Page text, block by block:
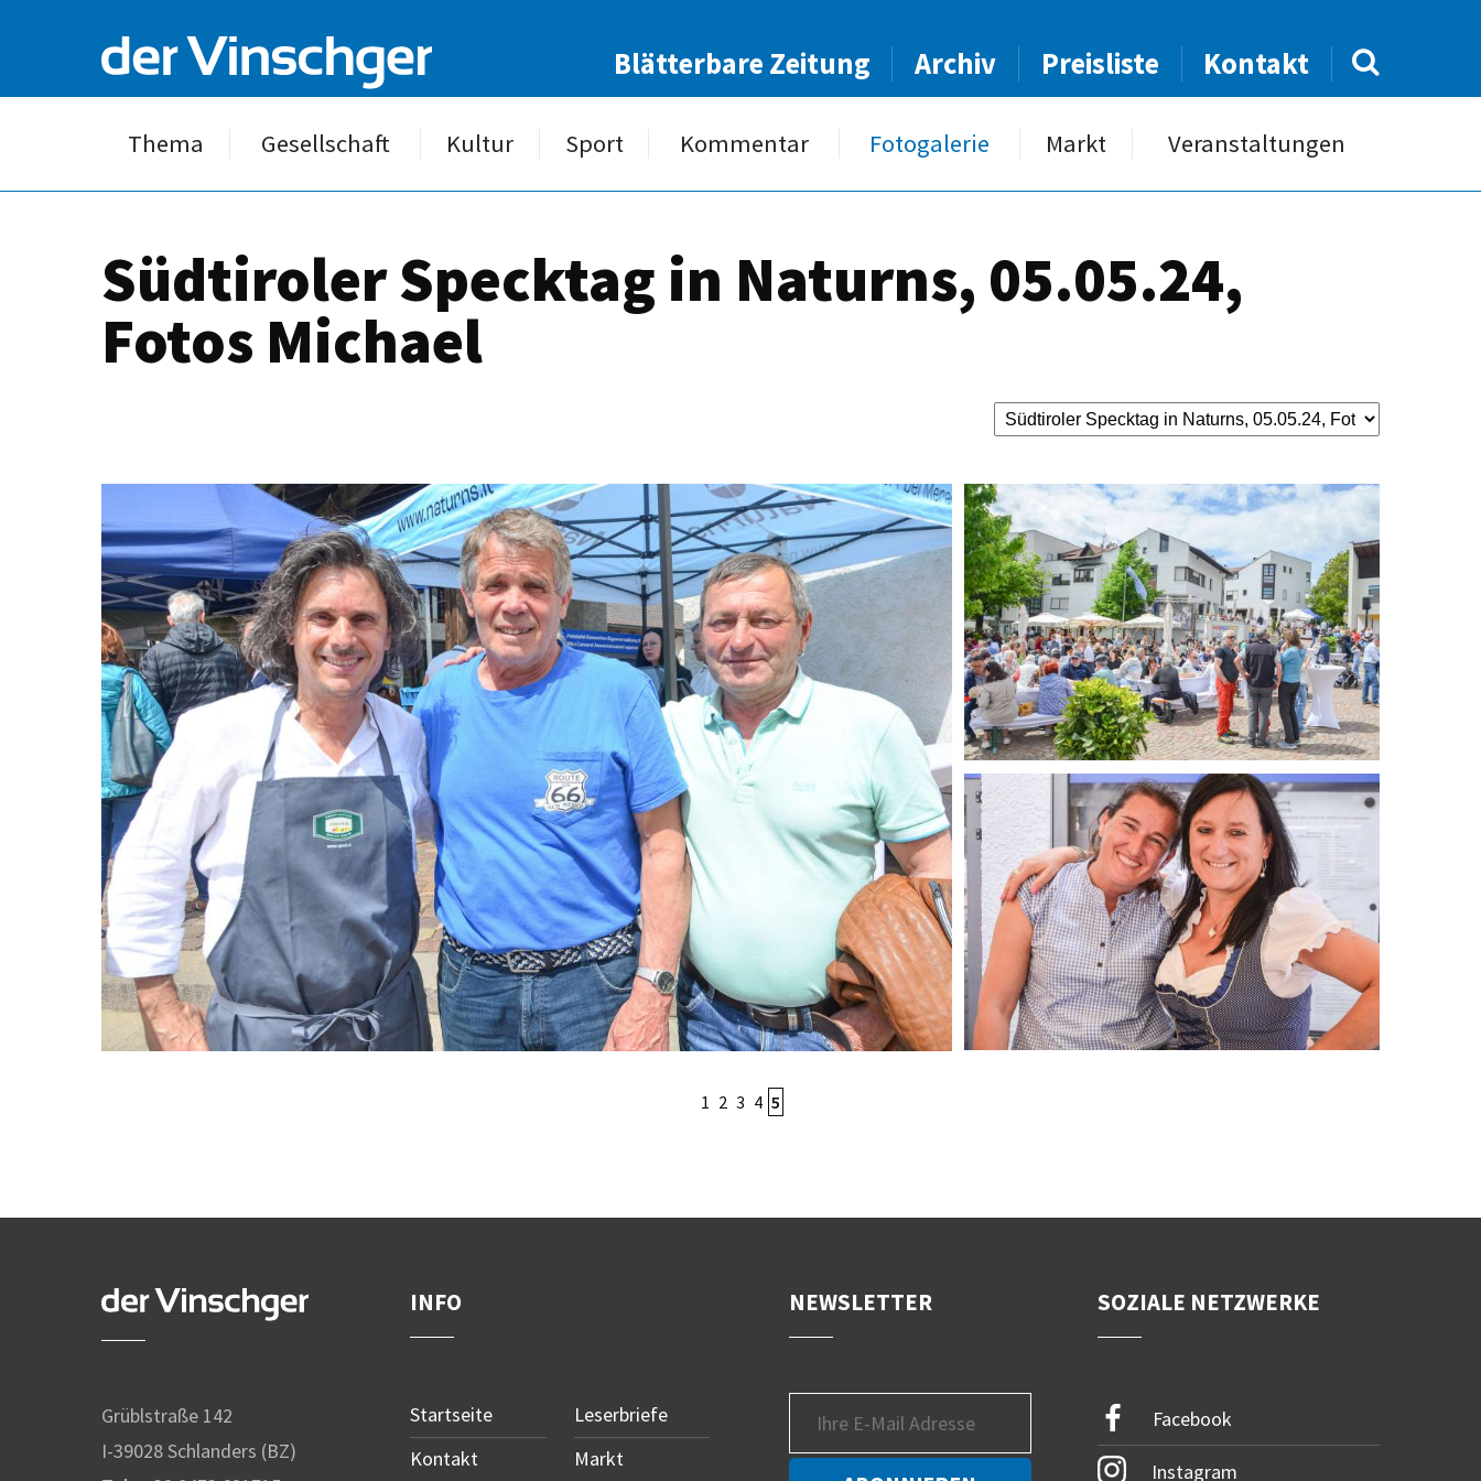
Blätterbare Zeitung Archiv Preisliste Kontakt
Thema Gesellschaft Kultur Sport Kommentar Fotogalerie Markt Veranstaltungen
Südtiroler Specktag in Naturns, 05.05.24,
Fotos Michael
1 2 3 4 5
Grüblstraße 142
I-39028 Schlanders (BZ)
INFO
Startseite
Kontakt
Leserbriefe
Markt
NEWSLETTER SOZIALE NETZWERKE
Facebook
Instagram